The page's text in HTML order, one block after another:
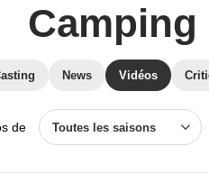
Camping
News Vidéos
de Toutes les saisons